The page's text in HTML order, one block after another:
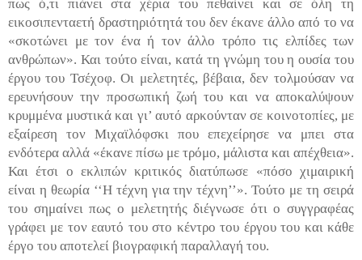
πως ό,τι πιάνει στα χέρια του πεθαίνει και σε όλη τη
εικοσιπενταετή δραστηριότητά του δεν έκανε άλλο από το να
«σκοτώνει με τον ένα ή τον άλλο τρόπο τις ελπίδες των
ανθρώπων». Και τούτο είναι, κατά τη γνώμη του η ουσία του
έργου του Τσέχοφ. Οι μελετητές, βέβαια, δεν τολμούσαν να
ερευνήσουν την προσωπική ζωή του και να αποκαλύψουν
κρυμμένα μυστικά και γι’ αυτό αρκούνταν σε κοινοτοπίες, με
εξαίρεση τον Μιχαϊλόφσκι που επεχείρησε να μπει στα
ενδότερα αλλά «έκανε πίσω με τρόμο, μάλιστα και απέχθεια».
Και έτσι ο εκλιπών κριτικός διατύπωσε «πόσο χιμαιρική
είναι η θεωρία ‘‘Η τέχνη για την τέχνη’’». Τούτο με τη σειρά
του σημαίνει πως ο μελετητής διέγνωσε ότι ο συγγραφέας
γράφει με τον εαυτό του στο κέντρο του έργου του και κάθε
έργο του αποτελεί βιογραφική παραλλαγή του.